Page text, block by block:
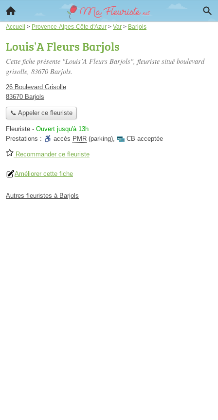
Accueil > Provence-Alpes-Côte d'Azur > Var > Barjols
Louis’A Fleurs Barjols
Cette fiche présente "Louis’A Fleurs Barjols", fleuriste situé boulevard
grisolle, 83670 Barjols.
26 Boulevard Grisolle
83670 Barjols
📞 Appeler ce fleuriste
Fleuriste - Ouvert jusqu'à 13h
Prestations :
accès PMR (parking), CB acceptée
Recommander ce fleuriste
Améliorer cette fiche
Autres fleuristes à Barjols